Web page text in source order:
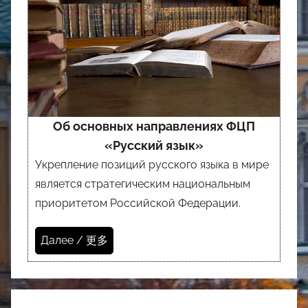
Об основных направлениях ФЦП
«Русский язык»
Укрепление позиций русского языка в мире
является стратегическим национальным
приоритетом Российской Федерации.
Далее / 更多